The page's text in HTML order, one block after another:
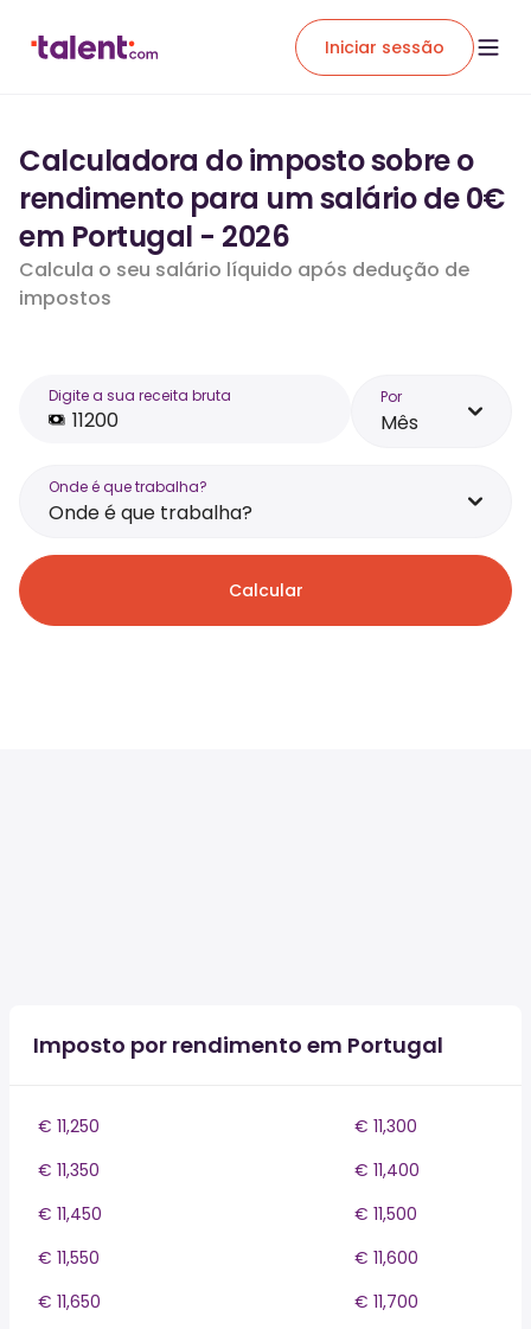
Iniciar sessão
Calculadora do imposto sobre o
rendimento para um salário de 0€
em Portugal - 2026
Calcula o seu salário líquido após dedução de
impostos
Digite a sua receita bruta Por
Mês
Onde é que trabalha?
Onde é que trabalha?
Calcular
Imposto por rendimento em Portugal
€ 11,250
€ 11,300
€ 11,350
€ 11,400
€ 11,450
€ 11,500
€ 11,550
€ 11,600
€ 11,650
€ 11,700